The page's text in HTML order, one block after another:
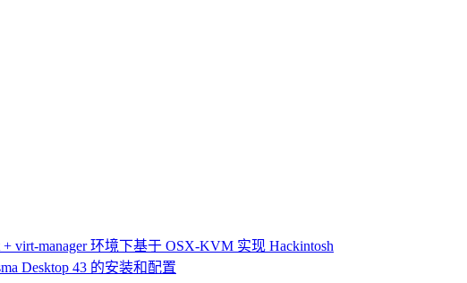
manager 环境下基于 OSX-KVM 实现 Hackintosh
Desktop 43 的安装和配置